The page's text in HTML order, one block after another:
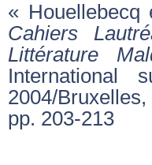
« Houellebecq
Cahiers
Littérature
International
2004/
pp. 203-213